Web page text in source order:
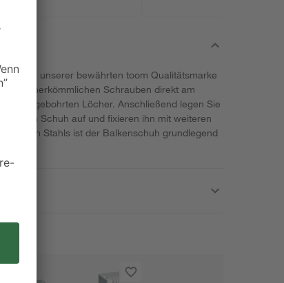
unserer bewährten toom Qualitätsmarke
mit herkömmlichen Schrauben direkt am
vorgebohrten Löcher. Anschließend legen Sie
den Schuh auf und fixieren ihn mit weiteren
Stahls ist der Balkenschuh grundlegend